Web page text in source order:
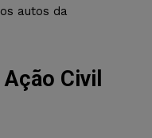
autos da
Civil